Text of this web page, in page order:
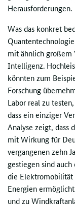
Herausforderungen.
Was das konkret
mit ähnlich großem
Intelligenz.
könnten zum
Forschung
Labor real zu
dass ein einziger
Analyse zeigt, dass
mit Wirkung für
vergangenen zehn
gestiegen sind
die Elektromobilität
Energien
und zu